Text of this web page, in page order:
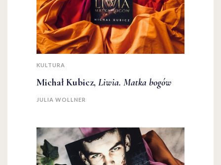
KULTURA
Michał Kubicz, Liwia. Matka bogów
JULIA WOLLNER